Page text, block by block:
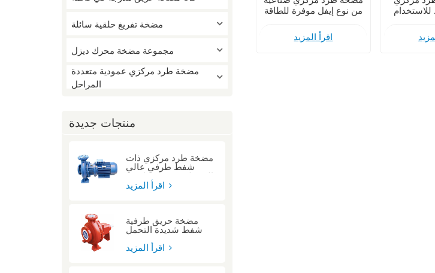
مضخة تفريغ حلقية سائلة
مجموعة مضخة محرك ديزل
مضخة طرد مركزي عمودية متعددة
المراحل
منتجات جديدة
مضخة طرد مركزي ذات
شفط طرفي عالي
الضغط ومقترنة مباشرة
مضخة حريق طرفية
شفط شديدة التحمل
معتمدة من مختبرات UL
للمباني الشاهقة
من نوع إيفل موفرة للطاقة
اقرأ المزيد